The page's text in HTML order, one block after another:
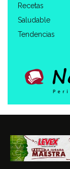
Recetas
Saludable
Tendencias